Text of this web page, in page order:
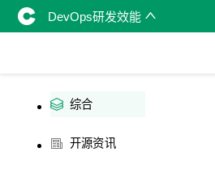
DevOps研发效能
综合
开源资讯